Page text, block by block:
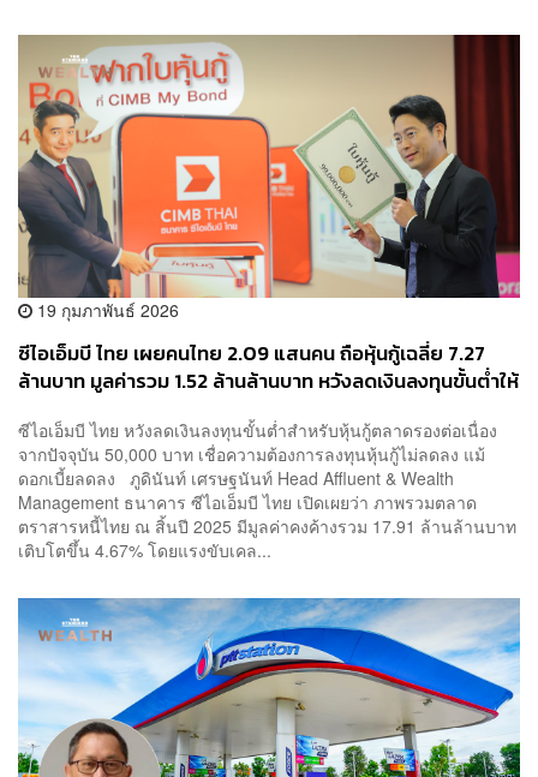
19 กุมภาพันธ์ 2026
ซีไอเอ็มบี ไทย เผยคนไทย 2.09 แสนคน ถือหุ้นกู้เฉลี่ย 7.27
ล้านบาท มูลค่ารวม 1.52 ล้านล้านบาท หวังลดเงินลงทุนขั้นต่ำให้
ซีไอเอ็มบี ไทย หวังลดเงินลงทุนขั้นต่ำสำหรับหุ้นกู้ตลาดรองต่อเนื่อง
จากปัจจุบัน 50,000 บาท เชื่อความต้องการลงทุนหุ้นกู้ไม่ลดลง แม้
ดอกเบี้ยลดลง ภูดินันท์ เศรษฐนันท์ Head Affluent & Wealth
Management ธนาคาร ซีไอเอ็มบี ไทย เปิดเผยว่า ภาพรวมตลาด
ตราสารหนี้ไทย ณ สิ้นปี 2025 มีมูลค่าคงค้างรวม 17.91 ล้านล้านบาท
เติบโตขึ้น 4.67% โดยแรงขับเคล...